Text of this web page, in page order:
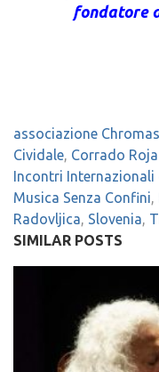
fondatore
associazione Chromas
Cividale, Corrado
Incontri
Musica Senza Confini,
Radovljica, Slovenia,
SIMILAR POSTS